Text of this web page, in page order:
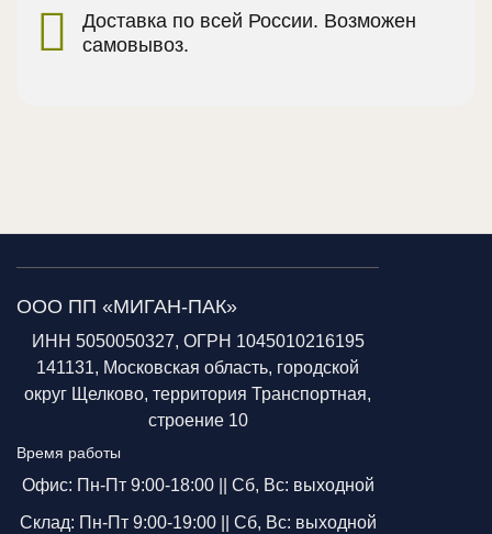
Доставка по всей России. Возможен
самовывоз.
ООО ПП «МИГАН-ПАК»
ИНН 5050050327, ОГРН 1045010216195
141131, Московская область, городской
округ Щелково, территория Транспортная,
строение 10
Время работы
Офис: Пн-Пт 9:00-18:00 || Сб, Вс: выходной
Склад: Пн-Пт 9:00-19:00 || Сб, Вс: выходной